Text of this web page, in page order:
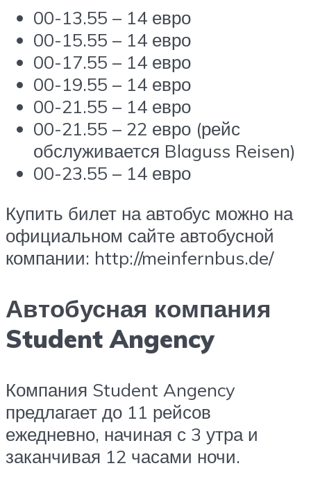
00-13.55 – 14 евро
00-15.55 – 14 евро
00-17.55 – 14 евро
00-19.55 – 14 евро
00-21.55 – 14 евро
00-21.55 – 22 евро (рейс
обслуживается Blaguss Reisen)
00-23.55 – 14 евро
Купить билет на автобус можно на
официальном сайте автобусной
компании: http://meinfernbus.de/
Автобусная компания
Student Angency
Компания Student Angency
предлагает до 11 рейсов
ежедневно, начиная с 3 утра и
заканчивая 12 часами ночи.